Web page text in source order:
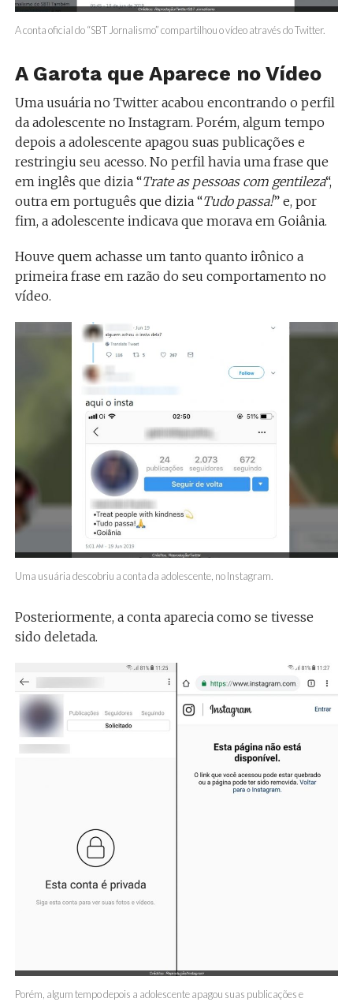
A conta oficial do “SBT Jornalismo” compartilhou o vídeo através do Twitter.
A Garota que Aparece no Vídeo
Uma usuária no Twitter acabou encontrando o perfil
da adolescente no Instagram. Porém, algum tempo
depois a adolescente apagou suas publicações e
restringiu seu acesso. No perfil havia uma frase que
em inglês que dizia “Trate as pessoas com gentileza“,
outra em português que dizia “Tudo passa!” e, por
fim, a adolescente indicava que morava em Goiânia.
Houve quem achasse um tanto quanto irônico a
primeira frase em razão do seu comportamento no
vídeo.
Uma usuária descobriu a conta da adolescente, no Instagram.
Posteriormente, a conta aparecia como se tivesse
sido deletada.
Porém, algum tempo depois a adolescente apagou suas publicações e